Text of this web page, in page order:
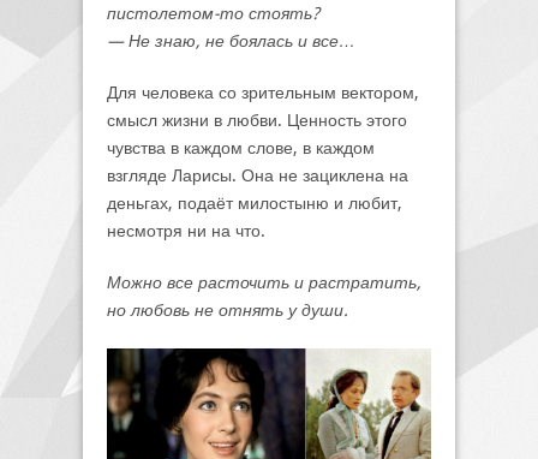
пистолетом-то стоять?
— Не знаю, не боялась и все…
Для человека со зрительным вектором,
смысл жизни в любви. Ценность этого
чувства в каждом слове, в каждом
взгляде Ларисы. Она не зациклена на
деньгах, подаёт милостыню и любит,
несмотря ни на что.
Можно все расточить и растратить,
но любовь не отнять у души.